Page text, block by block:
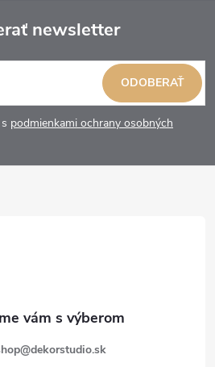
newsletter
podmienkami ochrany osobných
ODOBERAŤ
@dekorstudio.sk